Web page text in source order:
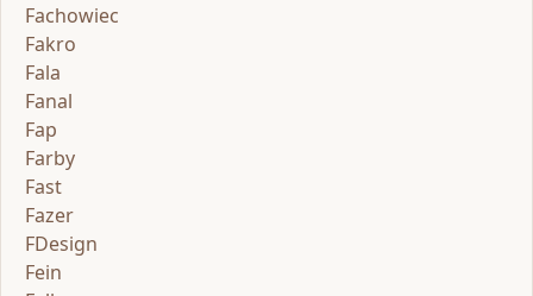
Fachowiec
Fakro
Fala
Fanal
Fap
Farby
Fast
Fazer
FDesign
Fein